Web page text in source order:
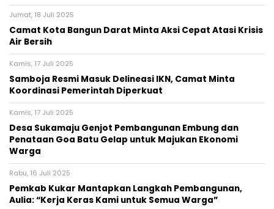
Jumat, 18 Juli 2025
Camat Kota Bangun Darat Minta Aksi Cepat Atasi Krisis
Air Bersih
Kamis, 17 Juli 2025
Samboja Resmi Masuk Delineasi IKN, Camat Minta
Koordinasi Pemerintah Diperkuat
Kamis, 17 Juli 2025
Desa Sukamaju Genjot Pembangunan Embung dan
Penataan Goa Batu Gelap untuk Majukan Ekonomi
Warga
Rabu, 16 Juli 2025
Pemkab Kukar Mantapkan Langkah Pembangunan,
Aulia: “Kerja Keras Kami untuk Semua Warga”